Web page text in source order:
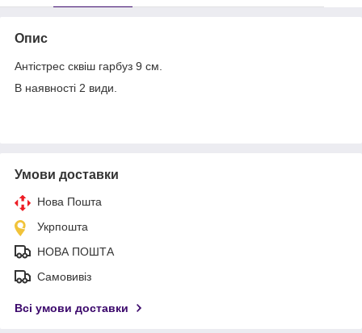
Опис
Антістрес сквіш гарбуз 9 см.
В наявності 2 види.
Умови доставки
Нова Пошта
Укрпошта
НОВА ПОШТА
Самовивіз
Всі умови доставки